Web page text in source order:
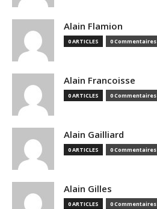
Alain Flamion
0 ARTICLES 0 Commentaires
Alain Francoisse
0 ARTICLES 0 Commentaires
Alain Gailliard
0 ARTICLES 0 Commentaires
Alain Gilles
0 ARTICLES 0 Commentaires